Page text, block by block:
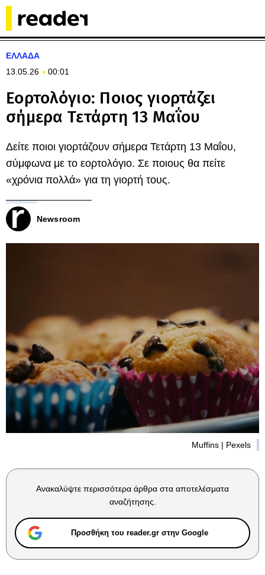
ΕΛΛΑΔΑ
13.05.26
00:01
Εορτολόγιο: Ποιος γιορτάζει
σήμερα Τετάρτη 13 Μαΐου
Δείτε ποιοι γιορτάζουν σήμερα Τετάρτη 13 Μαΐου,
σύμφωνα με το εορτολόγιο. Σε ποιους θα πείτε
«χρόνια πολλά» για τη γιορτή τους.
Newsroom
Muffins | Pexels
Ανακαλύψτε περισσότερα άρθρα στα αποτελέσματα
αναζήτησης.
Προσθήκη του reader.gr στην Google